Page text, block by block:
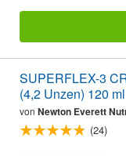
SUPERFLEX-3
(4,2 Unzen) 120 ml
von Newton Everett
(24)